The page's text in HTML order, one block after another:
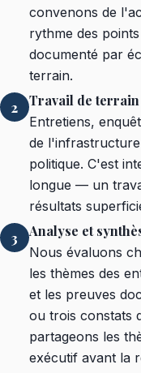
convenons de
rythme des
documenté par
terrain.
2 Travail de terrain
Entretiens,
de
politique. C'est
longue — un
résultats
3 Analyse et
Nous évaluons
les thèmes des
et les preuves
ou trois constats
partageons les
exécutif avant la